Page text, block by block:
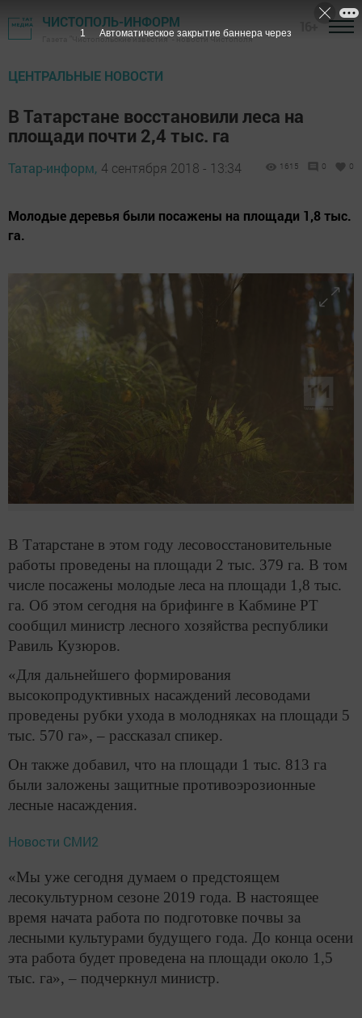
ЧИСТОПОЛЬ-ИНФОРМ
Газета "Чистопольские известия" - новости Чистополя
ЦЕНТРАЛЬНЫЕ НОВОСТИ
В Татарстане восстановили леса на
площади почти 2,4 тыс. га
Татар-информ, 4 сентября 2018 - 13:34 1615 0 0
Молодые деревья были посажены на площади 1,8 тыс.
га.
В Татарстане в этом году лесовосстановительные
работы проведены на площади 2 тыс. 379 га. В том
числе посажены молодые леса на площади 1,8 тыс.
га. Об этом сегодня на брифинге в Кабмине РТ
сообщил министр лесного хозяйства республики
Равиль Кузюров.
«Для дальнейшего формирования
высокопродуктивных насаждений лесоводами
проведены рубки ухода в молодняках на площади 5
тыс. 570 га», – рассказал спикер.
Он также добавил, что на площади 1 тыс. 813 га
были заложены защитные противоэрозионные
лесные насаждения.
Новости СМИ2
«Мы уже сегодня думаем о предстоящем
лесокультурном сезоне 2019 года. В настоящее
время начата работа по подготовке почвы за
лесными культурами будущего года. До конца осени
эта работа будет проведена на площади около 1,5
тыс. га», – подчеркнул министр.